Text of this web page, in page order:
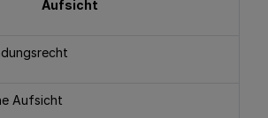
Aufsicht
Aufsicht